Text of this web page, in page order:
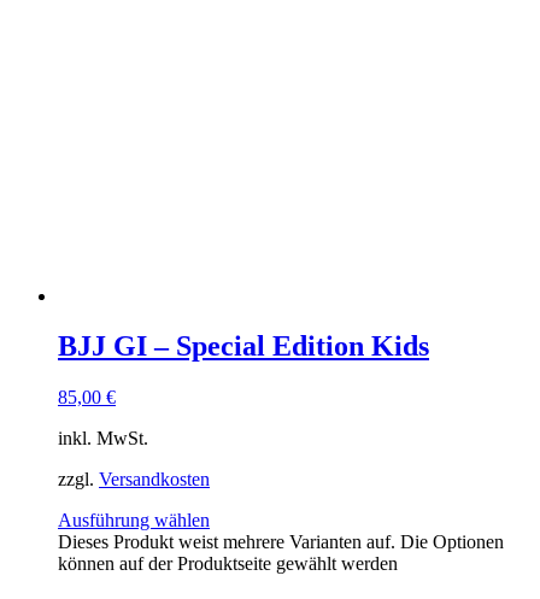
BJJ GI – Special Edition Kids
85,00 €
inkl. MwSt.
zzgl. Versandkosten
Ausführung wählen
Dieses Produkt weist mehrere Varianten auf. Die Optionen
können auf der Produktseite gewählt werden